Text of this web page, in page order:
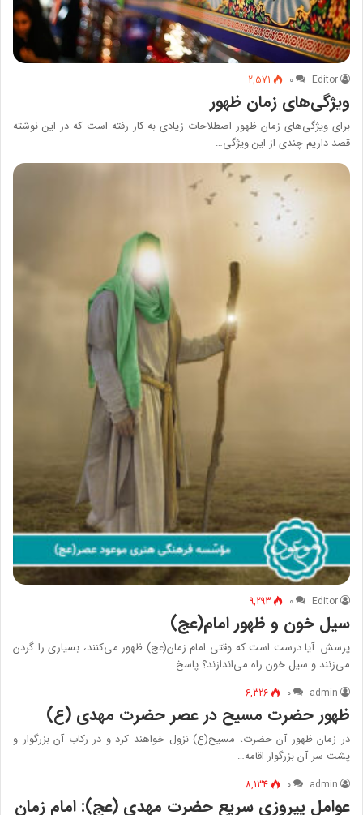
Editor ۰ 2,571
ويژگی‌های زمان ظهور
برای ویژگی‌های زمان ظهور اصطلاحات زیادی به کار رفته است که در این نوشته
قصد داریم چندی از این ویژگی…
Editor ۰ 9,293
سیل خون و ظهور امام(عج)
پرسش: آیا درست است که وقتی امام زمان(عج) ظهور می‌کنند، بسیاری را گردن
می‌زنند و سیل خون راه می‌اندازند؟ پاسخ…
admin ۰ 6,326
ظهور حضرت مسیح در عصر حضرت مهدی (ع)
در زمان ظهور آن حضرت، مسیح(ع) نزول خواهند کرد و در رکاب آن بزرگوار و
پشت سر آن بزرگوار اقامه…
admin ۰ 8,134
عوامل پيروزى سريع حضرت مهدى (عج): امام زمان